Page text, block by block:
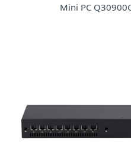
Mini PC